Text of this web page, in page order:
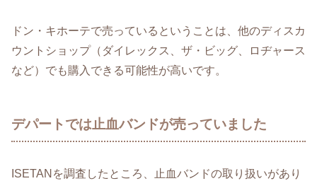
ドン・キホーテで売っているということは、他のディスカ
ウントショップ（ダイレックス、ザ・ビッグ、ロヂャース
など）でも購入できる可能性が高いです。
デパートでは止血バンドが売っていました
ISETANを調査したところ、止血バンドの取り扱いがあり